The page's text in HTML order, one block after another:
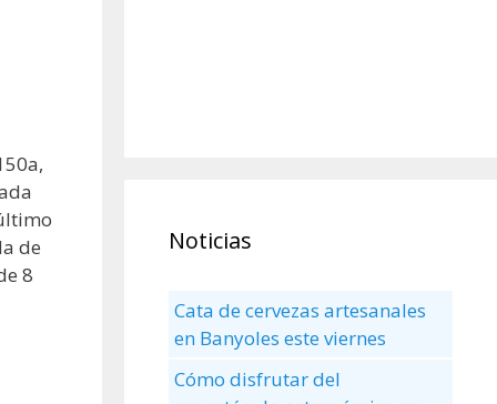
de
8
Noticias
Cata de cervezas artesanales
en Banyoles este viernes
Cómo disfrutar del